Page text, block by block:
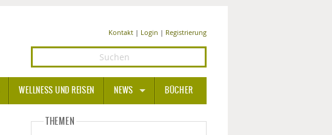
Kontakt| Login | Registrierung
WELLNESS UND REISEN NEWS BÜCHER
THEMEN